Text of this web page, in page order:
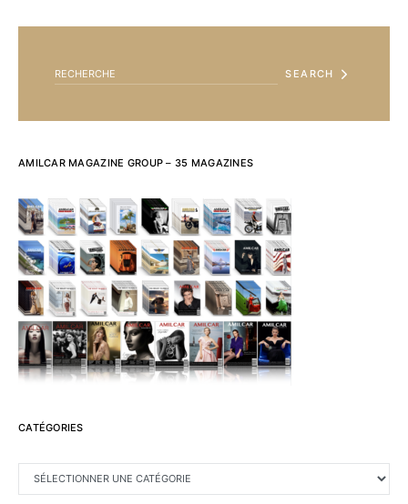
SEARCH
AMILCAR MAGAZINE GROUP – 35 MAGAZINES
CATÉGORIES
CATÉGORIES